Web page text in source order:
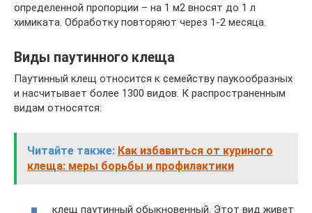
определенной пропорции – на 1 м2 вносят до 1 л
химиката. Обработку повторяют через 1-2 месяца.
Виды паутинного клеща
Паутинный клещ относится к семейству паукообразных
и насчитывает более 1300 видов. К распространенным
видам относятся:
Читайте также: Как избавиться от куриного
клеща: меры борьбы и профилактики
клещ паутинный обыкновенный. Этот вид живет